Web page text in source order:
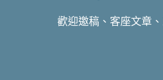
歡迎邀稿、客座文章